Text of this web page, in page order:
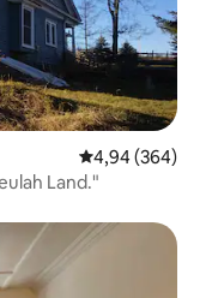
4,94 de uma
4,94 (364)
Land."